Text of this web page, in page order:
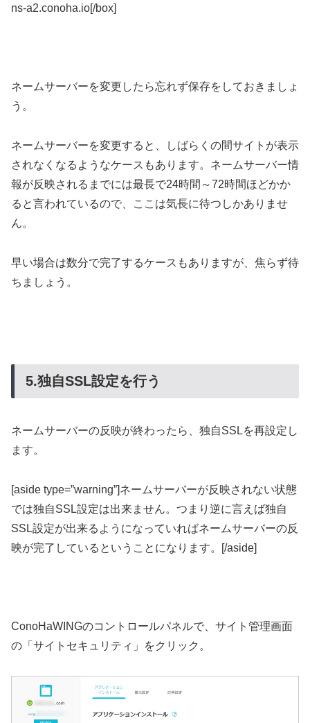
ns-a2.conoha.io[/box]
ネームサーバーを変更したら忘れず保存をしておきましょ
う。
ネームサーバーを変更すると、しばらくの間サイトが表示
されなくなるようなケースもあります。ネームサーバー情
報が反映されるまでには最長で24時間～72時間ほどかか
ると言われているので、ここは気長に待つしかありませ
ん。
早い場合は数分で完了するケースもありますが、焦らず待
ちましょう。
5.独自SSL設定を行う
ネームサーバーの反映が終わったら、独自SSLを再設定し
ます。
[aside type=”warning”]ネームサーバーが反映されない状態
では独自SSL設定は出来ません。つまり逆に言えば独自
SSL設定が出来るようになっていればネームサーバーの反
映が完了しているということになります。[/aside]
ConoHaWINGのコントロールパネルで、サイト管理画面
の「サイトセキュリティ」をクリック。